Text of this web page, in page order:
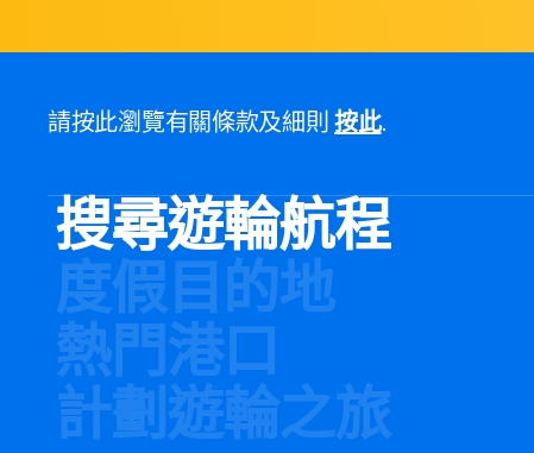
請按此瀏覽有關條款及細則按此.
搜尋遊輪航程
度假目的地
熱門港口
計劃遊輪之旅